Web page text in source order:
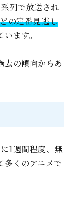
列で放送され
の定番見逃し
ます。
去の傾向からあ
1週間程度、無
多くのアニメで